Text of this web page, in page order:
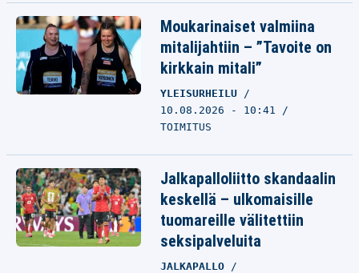
Moukarinaiset valmiina
mitalijahtiin – ”Tavoite on
kirkkain mitali”
YLEISURHEILU
10.08.2026 - 10:41
TOIMITUS
Jalkapalloliitto skandaalin
keskellä – ulkomaisille
tuomareille välitettiin
seksipalveluita
JALKAPALLO